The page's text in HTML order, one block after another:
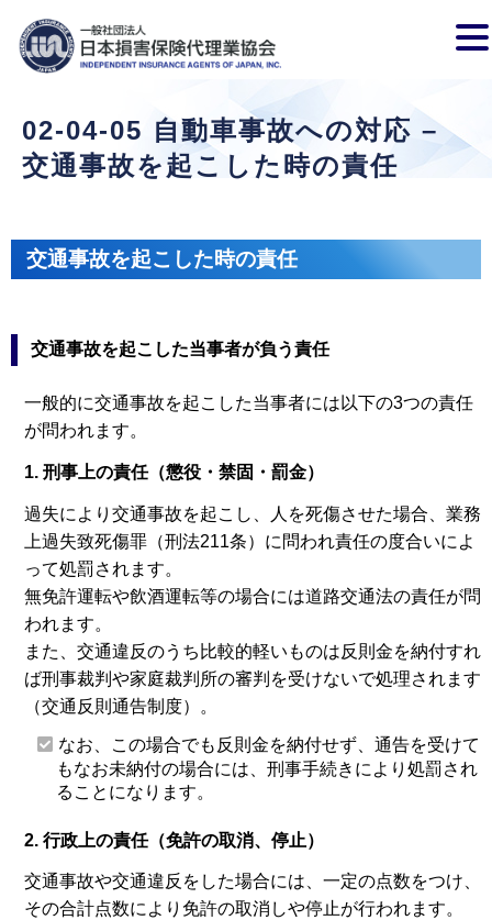
02-04-05 自動車事故への対応 –
交通事故を起こした時の責任
交通事故を起こした時の責任
交通事故を起こした当事者が負う責任
一般的に交通事故を起こした当事者には以下の3つの責任
が問われます。
1. 刑事上の責任（懲役・禁固・罰金）
過失により交通事故を起こし、人を死傷させた場合、業務
上過失致死傷罪（刑法211条）に問われ責任の度合いによ
って処罰されます。
無免許運転や飲酒運転等の場合には道路交通法の責任が問
われます。
また、交通違反のうち比較的軽いものは反則金を納付すれ
ば刑事裁判や家庭裁判所の審判を受けないで処理されます
（交通反則通告制度）。
なお、この場合でも反則金を納付せず、通告を受けて
もなお未納付の場合には、刑事手続きにより処罰され
ることになります。
2. 行政上の責任（免許の取消、停止）
交通事故や交通違反をした場合には、一定の点数をつけ、
その合計点数により免許の取消しや停止が行われます。